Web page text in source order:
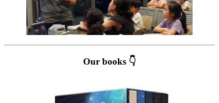
Our books 👇